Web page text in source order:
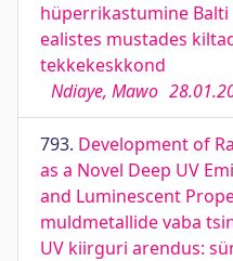
hüperrikastumine Balti
ealistes mustades
tekkekeskkond
Ndiaye, Mawo
793. Development of
as a Novel Deep UV
and Luminescent
muldmetallide vaba
UV kiirguri arendus: